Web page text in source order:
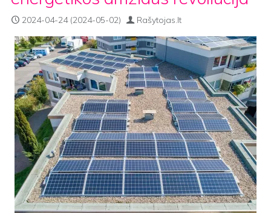
2024-04-24(2024-05-02) Rašytojas.lt